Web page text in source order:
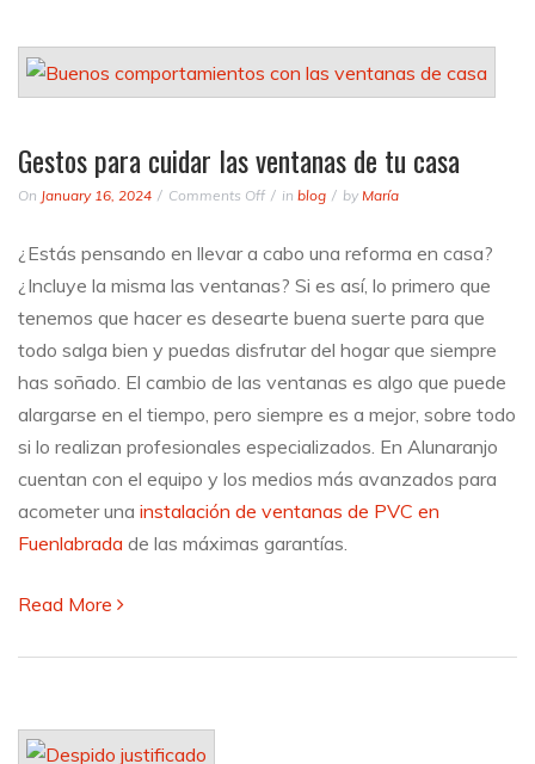
Gestos para cuidar las ventanas de tu casa
On January 16, 2024 Comments Offon
cuidar
las
ventanas
tu
casa
in blog by María
¿Estás pensando en llevar a cabo una reforma en casa?
¿Incluye la misma las ventanas? Si es así, lo primero que
tenemos que hacer es desearte buena suerte para que
todo salga bien y puedas disfrutar del hogar que siempre
has soñado. El cambio de las ventanas es algo que puede
alargarse en el tiempo, pero siempre es a mejor, sobre todo
si lo realizan profesionales especializados. En Alunaranjo
cuentan con el equipo y los medios más avanzados para
acometer una instalación de ventanas de PVC en
Fuenlabrada de las máximas garantías.
Read More